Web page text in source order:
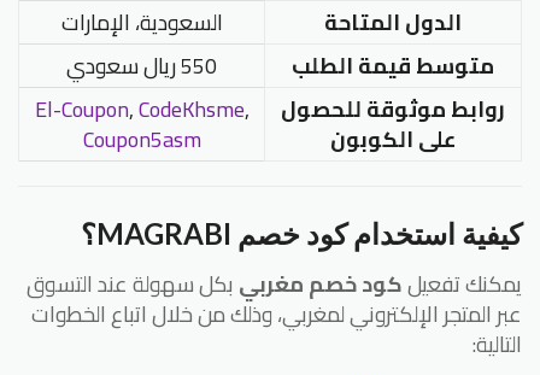
الدول المتاحة
السعودية، الإمارات
متوسط قيمة الطلب
550 ريال سعودي
روابط موثوقة للحصول
على الكوبون
El-Coupon,CodeKhsme,
Coupon5asm
كيفية استخدام كود خصم MAGRABI؟
يمكنك تفعيلكود خصم مغربي بكل سهولة عند التسوق
عبر المتجر الإلكتروني لمغربي، وذلك من خلال اتباع الخطوات
التالية: